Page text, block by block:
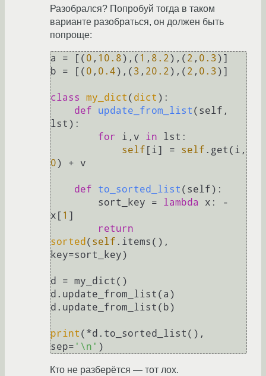
Разобрался? Попробуй тогда в таком
варианте разобраться, он должен быть
попроще:
a = [( 0 , 10.8),( 1 , 8.2),( 2 , 0.3)]
b = [( 0 , 0.4),( 3 , 20.2),( 2 , 0.3)]
class my_dict ( dict ):
def
update_from_list ( self,
lst ):
for
i,v in lst:
self [i] = self
.get(i,
0) + v
def to_sorted_list ( self):
        sort_key =
lambda
x: -
x[ 1 ]
return
sorted ( self .items(),
key=sort_key)
d = my_dict()
d.update_from_list(a)
d.update_from_list(b)
print (*d.to_sorted_list(),
sep= '\n'
Кто не разберётся — тот лох.